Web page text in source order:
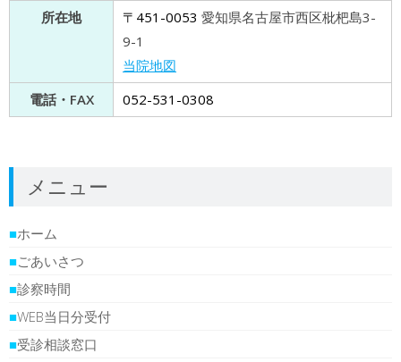
所在地
〒451-0053 愛知県名古屋市西区枇杷島3-
9-1
当院地図
電話・FAX
052-531-0308
メニュー
■ホーム
■ごあいさつ
■診察時間
■WEB当日分受付
■受診相談窓口